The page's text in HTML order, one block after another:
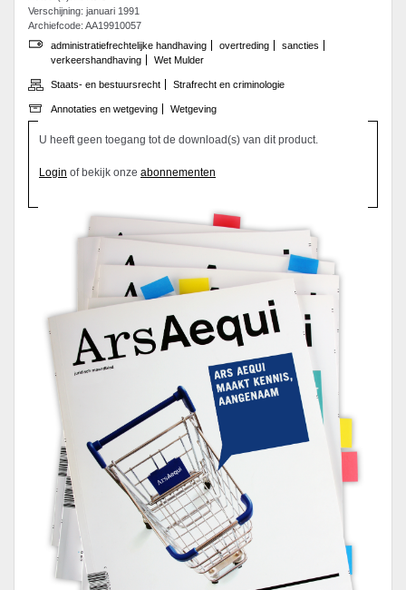
Verschijning: januari 1991
Archiefcode: AA19910057
administratiefrechtelijke handhaving
overtreding
sancties
verkeershandhaving
Wet Mulder
Staats- en bestuursrecht Strafrecht en criminologie
Annotaties en wetgeving Wetgeving
U heeft geen toegang tot de download(s) van dit product.
Login of bekijk onze abonnementen